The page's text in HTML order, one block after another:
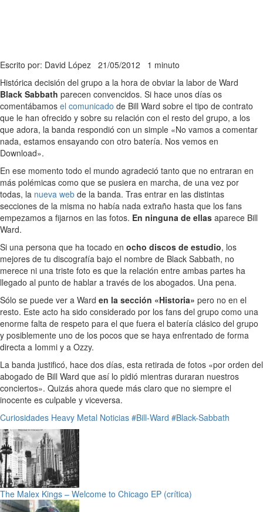
Escrito por: David López 21/05/2012 1 minuto
Histórica decisión del grupo a la hora de obviar la labor de Ward
Black Sabbath parecen convencidos. Si hace unos días os
comentábamos el comunicado de Bill Ward sobre el tipo de contrato
que le han ofrecido y sobre su relación con el resto del grupo, a los
que adora, la banda respondió con un simple «No vamos a comentar
nada, estamos ensayando con otro batería. Nos vemos en
Download».
En ese momento todo el mundo agradeció tanto que no entraran en
más polémicas como que se pusiera en marcha, de una vez por
todas, la nueva web de la banda. Tras entrar en las distintas
secciones de la misma no había nada extraño hasta que los fans
empezamos a fijarnos en las fotos. En ninguna de ellas aparece Bill
Ward.
Si una persona que ha tocado en ocho discos de estudio, los
mejores de tu discografía bajo el nombre de Black Sabbath, no
merece ni una triste foto es que la relación entre ambas partes ha
llegado al punto de hablar a través de los abogados. Una pena.
Sólo se puede ver a Ward en la sección «Historia» pero no en el
resto. Este acto ha sido considerado por los fans del grupo como una
enorme falta de respeto para el que fuera el batería clásico del grupo
y posiblemente uno de los pocos que se haya enfrentado de forma
directa a Iommi y a Ozzy.
La banda justificó, hace dos días, esta retirada de fotos «por orden del
abogado de Bill Ward que así lo pidió mientras duraran nuestros
conciertos». Quizás ahora quede más claro que no siempre el
inocente es culpable y viceversa.
Curiosidades Heavy Metal Noticias #Bill-Ward #Black-Sabbath
The Malex Kings – Welcome to Chicago EP (crítica)